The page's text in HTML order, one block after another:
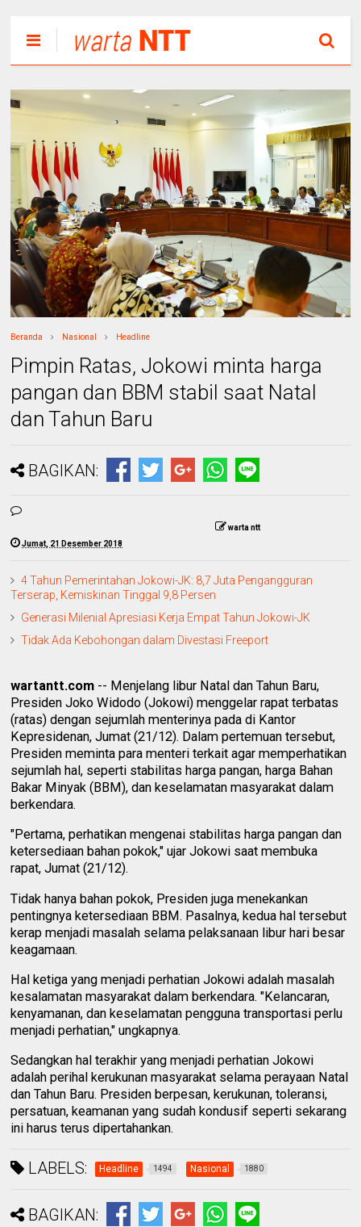
Beranda Nasional Headline
Pimpin Ratas, Jokowi minta harga
pangan dan BBM stabil saat Natal
dan Tahun Baru
BAGIKAN:
warta ntt
Jumat, 21 Desember 2018
4 Tahun Pemerintahan Jokowi-JK: 8,7 Juta Pengangguran
Terserap, Kemiskinan Tinggal 9,8 Persen
Generasi Milenial Apresiasi Kerja Empat Tahun Jokowi-JK
Tidak Ada Kebohongan dalam Divestasi Freeport
wartantt.com -- Menjelang libur Natal dan Tahun Baru,
Presiden Joko Widodo (Jokowi) menggelar rapat terbatas
(ratas) dengan sejumlah menterinya pada di Kantor
Kepresidenan, Jumat (21/12). Dalam pertemuan tersebut,
Presiden meminta para menteri terkait agar memperhatikan
sejumlah hal, seperti stabilitas harga pangan, harga Bahan
Bakar Minyak (BBM), dan keselamatan masyarakat dalam
berkendara.
"Pertama, perhatikan mengenai stabilitas harga pangan dan
ketersediaan bahan pokok," ujar Jokowi saat membuka
rapat, Jumat (21/12).
Tidak hanya bahan pokok, Presiden juga menekankan
pentingnya ketersediaan BBM. Pasalnya, kedua hal tersebut
kerap menjadi masalah selama pelaksanaan libur hari besar
keagamaan.
Hal ketiga yang menjadi perhatian Jokowi adalah masalah
kesalamatan masyarakat dalam berkendara. "Kelancaran,
kenyamanan, dan keselamatan pengguna transportasi perlu
menjadi perhatian," ungkapnya.
Sedangkan hal terakhir yang menjadi perhatian Jokowi
adalah perihal kerukunan masyarakat selama perayaan Natal
dan Tahun Baru. Presiden berpesan, kerukunan, toleransi,
persatuan, keamanan yang sudah kondusif seperti sekarang
ini harus terus dipertahankan.
LABELS: Headline 1494 Nasional 1880
BAGIKAN: